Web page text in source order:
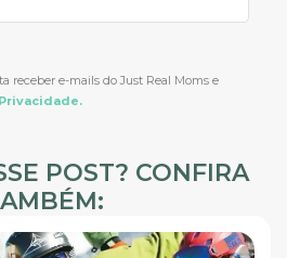
receber e-mails do Just Real Moms e
POST? CONFIRA